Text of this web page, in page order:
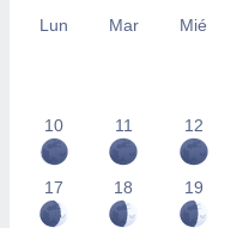
Lun Mar Mié
10 11 12
17 18 19